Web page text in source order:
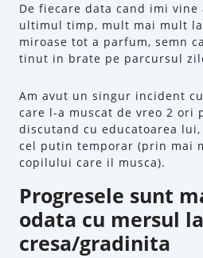
De fiecare data cand imi vine
ultimul timp, mult mai mult
miroase tot a parfum, semn
tinut in brate pe parcursul
Am avut un singur incident
care l-a muscat de vreo 2 ori
discutand cu educatoarea
cel putin temporar (prin mai
copilului care il musca).
Progresele sunt
odata cu mersul la
cresa/gradinita